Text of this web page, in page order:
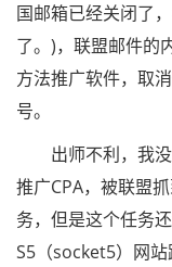
国邮箱已经关闭了
了。)，联盟邮件的
方法推广软件，取
号。
出师不利，我没
推广CPA，被联盟
务，但是这个任务
S5（socket5）网